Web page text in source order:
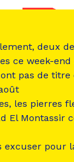
deux
ce week-end
pas de titre
les pierres
El Montassir
excuser pour
des cookies